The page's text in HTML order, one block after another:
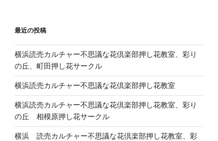
最近の投稿
横浜読売カルチャー不思議な花倶楽部押し花教室、彩り
の丘、町田押し花サークル
横浜読売カルチャー不思議な花倶楽部押し花教室
横浜読売カルチャー不思議な花倶楽部押し花教室、彩り
の丘 相模原押し花サークル
横浜 読売カルチャー不思議な花倶楽部押し花教室、彩